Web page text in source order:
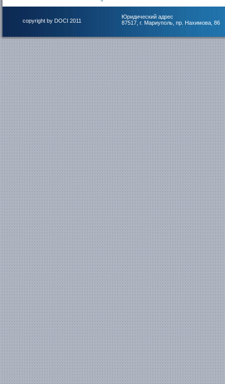
copyright by DOCI 2011
Юридический адрес
87517, г. Мариуполь, пр. Нахимова, 86